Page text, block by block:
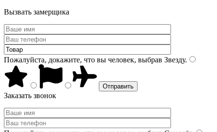
Вызвать замерщика
Пожалуйста, докажите, что вы человек, выбрав Звезду.
Заказать звонок